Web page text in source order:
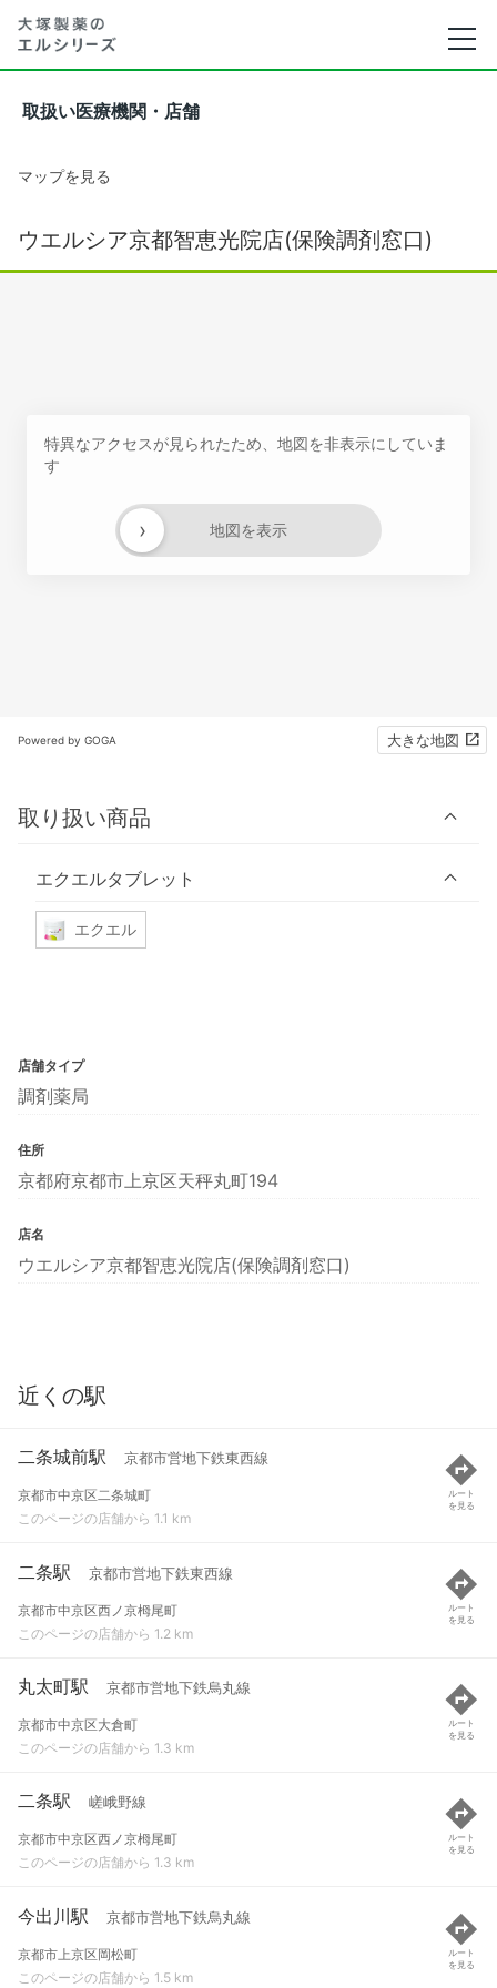
取扱い医療機関・店舗
マップを見る
ウエルシア京都智恵光院店(保険調剤窓口)
特異なアクセスが見られたため、地図を非表示にしていま
す
地図を表示
›
Powered by GOGA 大きな地図
取り扱い商品
エクエルタブレット
エクエル
店舗タイプ
調剤薬局
住所
京都府京都市上京区天秤丸町194
店名
ウエルシア京都智恵光院店(保険調剤窓口)
近くの駅
二条城前駅 京都市営地下鉄東西線
京都市中京区二条城町
このページの店舗から 1.1 km
ルート
を見る
二条駅 京都市営地下鉄東西線
京都市中京区西ノ京栂尾町
このページの店舗から 1.2 km
ルート
を見る
丸太町駅 京都市営地下鉄烏丸線
京都市中京区大倉町
このページの店舗から 1.3 km
ルート
を見る
二条駅 嵯峨野線
京都市中京区西ノ京栂尾町
このページの店舗から 1.3 km
ルート
を見る
今出川駅 京都市営地下鉄烏丸線
京都市上京区岡松町
このページの店舗から 1.5 km
ルート
を見る